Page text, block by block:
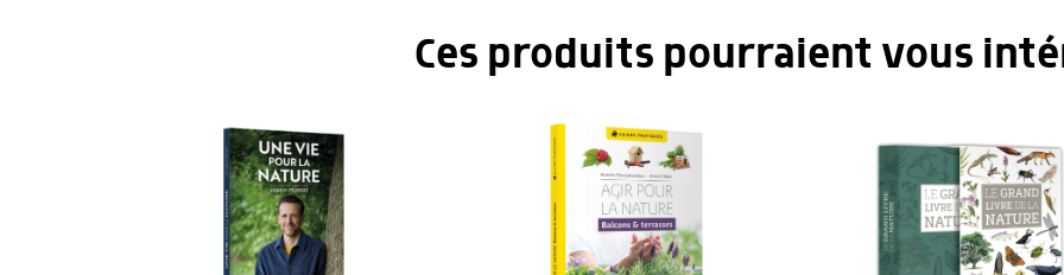
Ces produits pourraient vous